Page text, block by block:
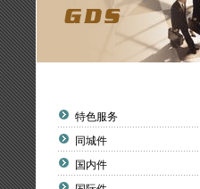
特色服务
同城件
国内件